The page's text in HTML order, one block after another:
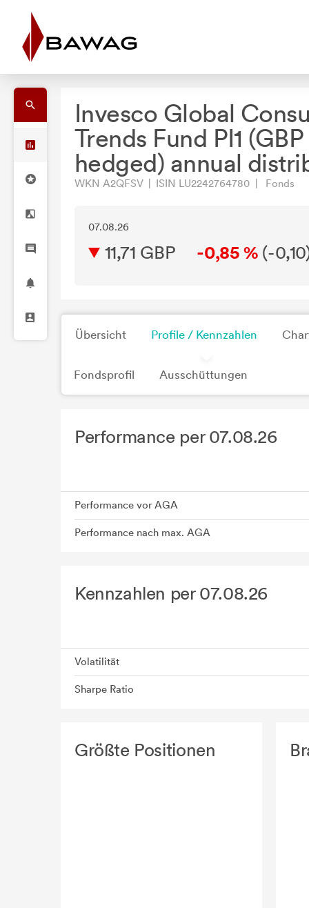
Invesco Global
Trends Fund PI1 (GBP
hedged) annual
WKN A2QFSV | ISIN LU2242764780 | Fonds
07.08.26
11,71 GBP -0,85 % (-0,10
Übersicht Profile / Kennzahlen
Fondsprofil Ausschüttungen
Performance per 07.08.26
Performance vor AGA
Performance nach max. AGA
Kennzahlen per 07.08.26
Volatilität
Sharpe Ratio
Größte Positionen